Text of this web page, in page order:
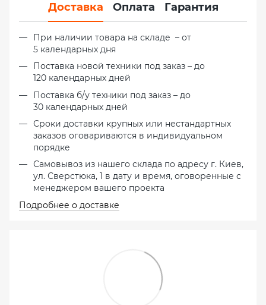
Доставка Оплата Гарантия
При наличии товара на складе – от
5 календарных дня
Поставка новой техники под заказ – до
120 календарных дней
Поставка б/у техники под заказ – до
30 календарных дней
Сроки доставки крупных или нестандартных
заказов оговариваются в индивидуальном
порядке
Самовывоз из нашего склада по адресу г. Киев,
ул. Сверстюка, 1 в дату и время, оговоренные с
менеджером вашего проекта
Подробнее о доставке